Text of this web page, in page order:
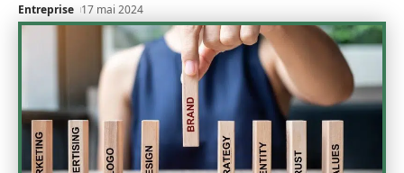
Entreprise 17 mai 2024